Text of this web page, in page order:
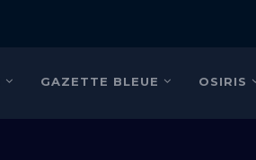
GAZETTE BLEUE OSIRIS